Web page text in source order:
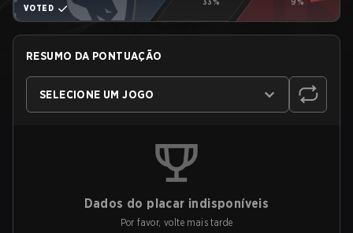
VOTED
RESUMO DA PONTUAÇÃO
SELECIONE UM JOGO
Dados do placar indisponíveis
Por favor, volte mais tarde